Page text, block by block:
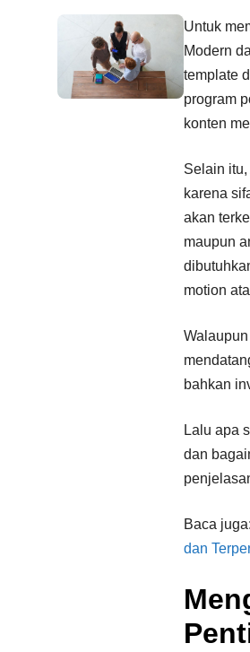
Untuk
Modern
template
program
konten
Selain
karena
akan
maupun
motion
bahkan
Lalu apa
dan
Baca juga:
dan